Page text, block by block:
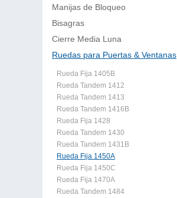
Manijas de Bloqueo
Bisagras
Cierre Media Luna
Ruedas para Puertas & Ventanas
Rueda Fija 1405B
Rueda Tandem 1412
Rueda Tandem 1413
Rueda Tandem 1416B
Rueda Fija 1428
Rueda Tandem 1430
Rueda Tandem 1431B
Rueda Fija 1450A
Rueda Fija 1450C
Rueda Fija 1470A
Rueda Tandem 1484